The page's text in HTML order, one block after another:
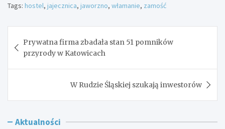
Tags: hostel, jajecznica, jaworzno, włamanie, zamość
wpisu
Prywatna firma zbadała stan 51 pomników
przyrody w Katowicach
W Rudzie Śląskiej szukają inwestorów
Aktualności